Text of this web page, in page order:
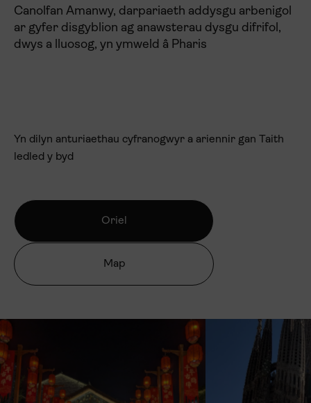
Canolfan Amanwy, darpariaeth addysgu arbenigol
ar gyfer disgyblion ag anawsterau dysgu difrifol,
dwys a lluosog, yn ymweld â Pharis
Yn dilyn anturiaethau cyfranogwyr a ariennir gan Taith
ledled y byd
Oriel
Map